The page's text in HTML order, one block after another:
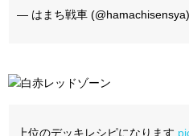
— はまち戦車 (@hamachisensya)
上位のデッキレシピになります